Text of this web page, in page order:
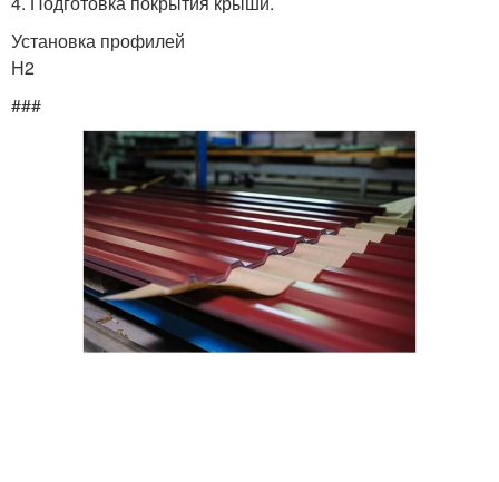
Установка профилей
H2
###